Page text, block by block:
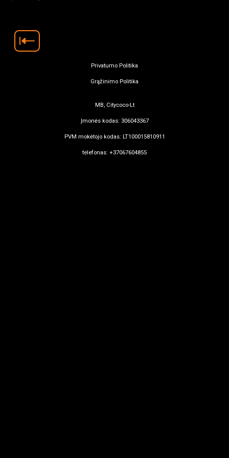
Privatumo Politika
Grąžinimo Politika
MB, Citycoco-Lt
Įmonės kodas: 306043367
PVM mokėtojo kodas: LT100015810911
telefonas: +37067604855